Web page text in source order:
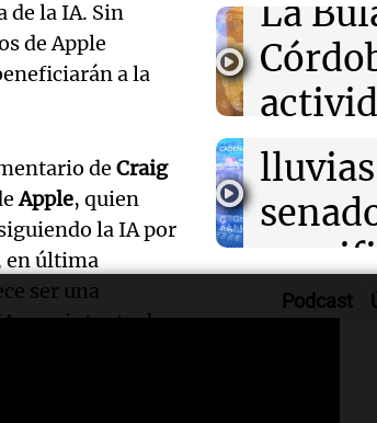
de la IA. Sin
de Apple
a la
de Craig
Apple, quien
la IA por
en última
ser una
y un intento de
de esta
Episodios
campo
Panorama
Episodios
La
Panorama
Episodios
Audio.
Podcast